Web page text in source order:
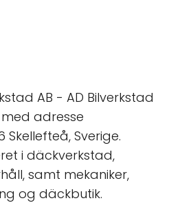
AB - AD Bilverkstad
adresse
Skellefteå, Sverige.
i däckverkstad,
samt mekaniker,
og däckbutik.